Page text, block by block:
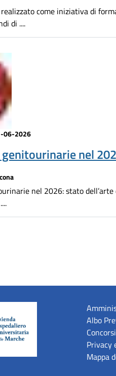
come iniziativa di
di ....
06-2026
genitourinarie nel
nel 2026: stato
Albo
Concorsi
Privacy
Mappa